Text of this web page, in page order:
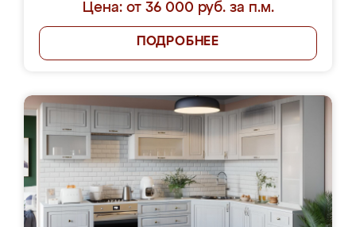
Цена: от 36 000 руб. за п.м.
ПОДРОБНЕЕ